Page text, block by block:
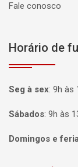
Fale conosco
Horário de
Seg à sex: 9h às
Sábados: 9h às
Domingos e